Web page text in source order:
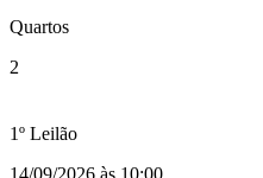
Quartos
2
1º Leilão
14/09/2026 às 10:00